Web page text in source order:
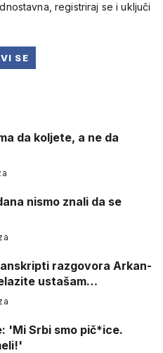
registriraj se i uključi
SE
da koljete, a ne da
nismo znali da se
razgovora Arkan-
ustašam…
'Mi Srbi smo pič*ice.